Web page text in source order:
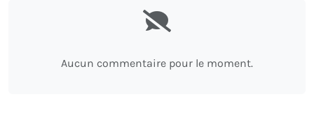
Aucun commentaire pour le moment.